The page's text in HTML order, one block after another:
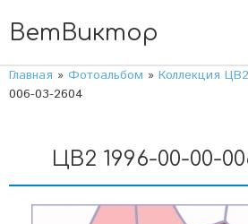
ВетВиктор
Главная » Фотоальбом » Коллекция ЦВ2
006-03-2604
ЦВ2 1996-00-00-